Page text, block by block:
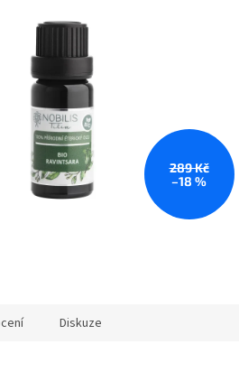
289 Kč
–18 %
Diskuze